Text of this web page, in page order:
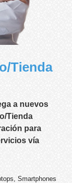
Tienda
a nuevos
Tienda
para
vía
Smartphones